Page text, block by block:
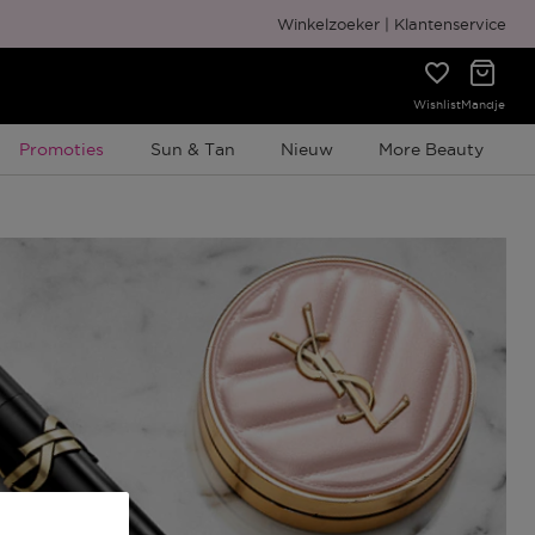
Gratis cadeauverpakking
Winkelzoeker Klantenservice
WishlistMandje
Tijdelijke Promotie
Promoties Sun & Tan Nieuw More Beauty